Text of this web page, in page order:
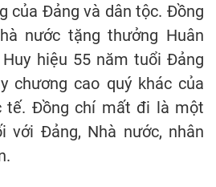
của Đảng và dân tộc. Đồng
nước tặng thưởng Huân
hiệu 55 năm tuổi Đảng
chương cao quý khác của
tế. Đồng chí mất đi là một
Đảng, Nhà nước, nhân